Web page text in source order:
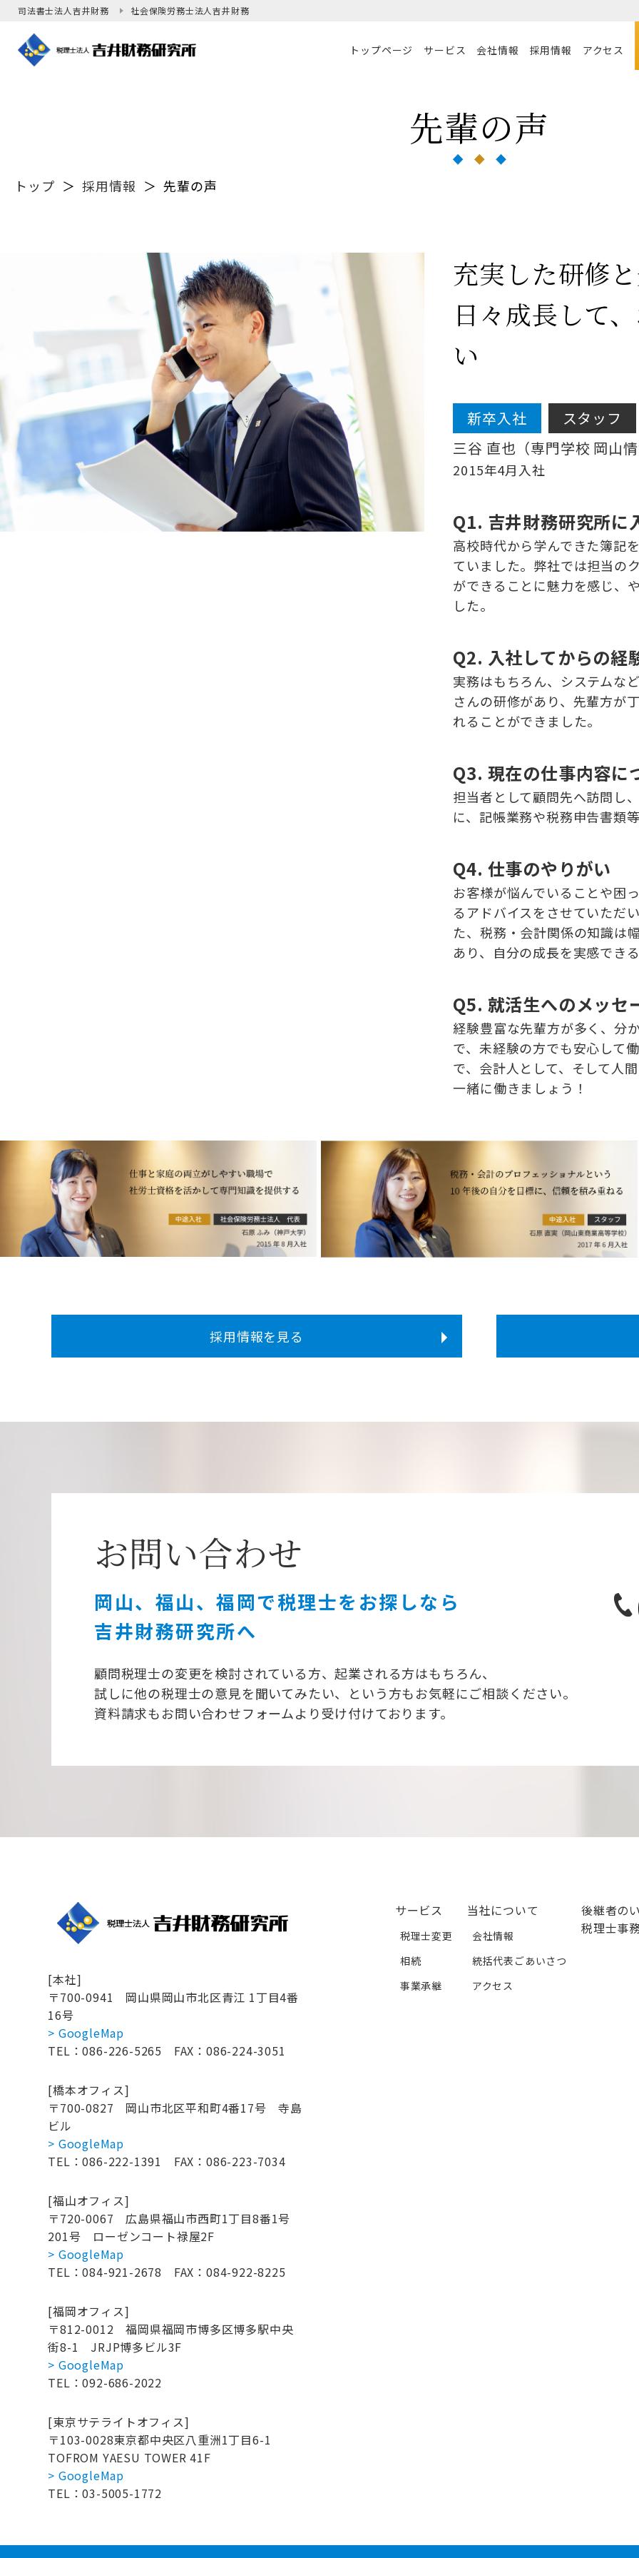
司法書士法人吉井財務 社会保険労務士法人吉井財務
トップページ サービス 会社情報 採用情報 アクセス
先輩の声
トップ ＞ 採用情報 ＞ 先輩の声
充実した研修
日々成長して
い
新卒入社
スタッフ
三谷 直也（専門学校 岡山
2015年4月入社
Q1. 吉井財務研究所に
高校時代から学んできた簿記
ていました。弊社では担当の
ができることに魅力を感じ、
した。
Q2. 入社してからの経
実務はもちろん、システムな
さんの研修があり、先輩方が
れることができました。
Q3. 現在の仕事内容に
担当者として顧問先へ訪問し
に、記帳業務や税務申告書類
Q4. 仕事のやりがい
お客様が悩んでいることや困
るアドバイスをさせていただ
た、税務・会計関係の知識は
あり、自分の成長を実感でき
Q5. 就活生へのメッセ
経験豊富な先輩方が多く、分
で、未経験の方でも安心して
で、会計人として、そして人
一緒に働きましょう！
採用情報を見る
お問い合わせ
岡山、福山、福岡で税理士をお探しなら
吉井財務研究所へ
顧問税理士の変更を検討されている方、起業される方はもちろん、
試しに他の税理士の意見を聞いてみたい、という方もお気軽にご相談ください。
資料請求もお問い合わせフォームより受け付けております。
[本社]
〒700-0941
岡山県岡山市北区青江 1丁目4番
16号
> GoogleMap
TEL：086-226-5265 FAX：086-224-3051
[橋本オフィス]
〒700-0827 岡山市北区平和町4番17号 寺島
ビル
> GoogleMap
TEL：086-222-1391 FAX：086-223-7034
[福山オフィス]
〒720-0067 広島県福山市西町1丁目8番1号
201号 ローゼンコート禄屋2F
> GoogleMap
TEL：084-921-2678 FAX：084-922-8225
[福岡オフィス]
〒812-0012 福岡県福岡市博多区博多駅中央
街8-1
JRJP博多ビル3F
> GoogleMap
TEL：092-686-2022
[東京サテライトオフィス]
〒103-0028東京都中央区八重洲1丁目6-1
TOFROM YAESU TOWER 41F
> GoogleMap
TEL：03-5005-1772
サービス
税理士変更
相続
事業承継
当社について
会社情報
統括代表ごあいさつ
アクセス
後継者の
税理士事